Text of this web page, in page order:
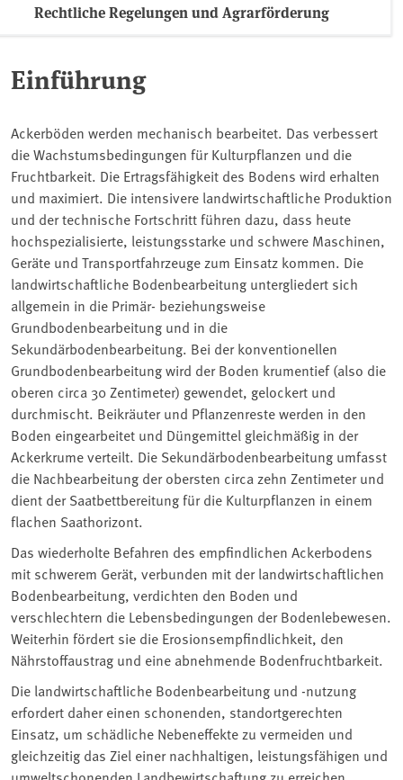
Rechtliche Regelungen und Agrarförderung
Einführung
Ackerböden werden mechanisch bearbeitet. Das verbessert
die Wachstumsbedingungen für Kulturpflanzen und die
Fruchtbarkeit. Die Ertragsfähigkeit des Bodens wird erhalten
und maximiert. Die intensivere landwirtschaftliche Produktion
und der technische Fortschritt führen dazu, dass heute
hochspezialisierte, leistungsstarke und schwere Maschinen,
Geräte und Transportfahrzeuge zum Einsatz kommen. Die
landwirtschaftliche Bodenbearbeitung untergliedert sich
allgemein in die Primär- beziehungsweise
Grundbodenbearbeitung und in die
Sekundärbodenbearbeitung. Bei der konventionellen
Grundbodenbearbeitung wird der Boden krumentief (also die
oberen circa 30 Zentimeter) gewendet, gelockert und
durchmischt. Beikräuter und Pflanzenreste werden in den
Boden eingearbeitet und Düngemittel gleichmäßig in der
Ackerkrume verteilt. Die Sekundärbodenbearbeitung umfasst
die Nachbearbeitung der obersten circa zehn Zentimeter und
dient der Saatbettbereitung für die Kulturpflanzen in einem
flachen Saathorizont.
Das wiederholte Befahren des empfindlichen Ackerbodens
mit schwerem Gerät, verbunden mit der landwirtschaftlichen
Bodenbearbeitung, verdichten den Boden und
verschlechtern die Lebensbedingungen der Bodenlebewesen.
Weiterhin fördert sie die Erosionsempfindlichkeit, den
Nährstoffaustrag und eine abnehmende Bodenfruchtbarkeit.
Die landwirtschaftliche Bodenbearbeitung und -nutzung
erfordert daher einen schonenden, standortgerechten
Einsatz, um schädliche Nebeneffekte zu vermeiden und
gleichzeitig das Ziel einer nachhaltigen, leistungsfähigen und
umweltschonenden Landbewirtschaftung zu erreichen.